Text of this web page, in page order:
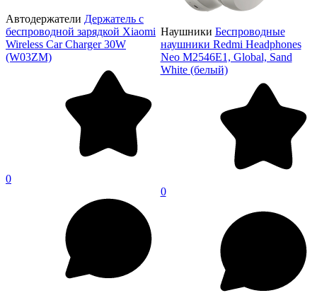
Автодержатели Держатель с
беспроводной зарядкой Xiaomi
Wireless Car Charger 30W
(W03ZM)
0
Наушники Беспроводные
наушники Redmi Headphones
Neo M2546E1, Global, Sand
White (белый)
0